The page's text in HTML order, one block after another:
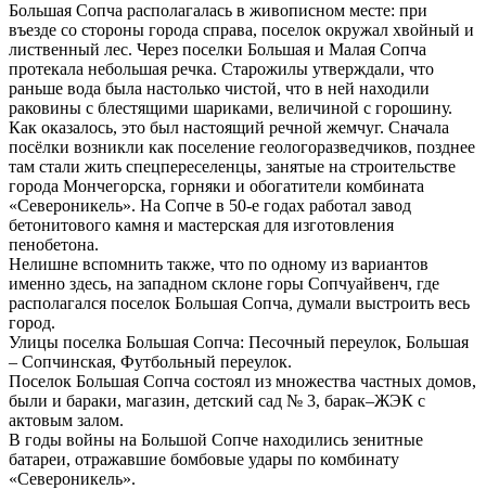
Большая Сопча располагалась в живописном месте: при
въезде со стороны города справа, поселок окружал хвойный и
лиственный лес. Через поселки Большая и Малая Сопча
протекала небольшая речка. Старожилы утверждали, что
раньше вода была настолько чистой, что в ней находили
раковины с блестящими шариками, величиной с горошину.
Как оказалось, это был настоящий речной жемчуг. Сначала
посёлки возникли как поселение геологоразведчиков, позднее
там стали жить спецпереселенцы, занятые на строительстве
города Мончегорска, горняки и обогатители комбината
«Североникель». На Сопче в 50-е годах работал завод
бетонитового камня и мастерская для изготовления
пенобетона.
Нелишне вспомнить также, что по одному из вариантов
именно здесь, на западном склоне горы Сопчуайвенч, где
располагался поселок Большая Сопча, думали выстроить весь
город.
Улицы поселка Большая Сопча: Песочный переулок, Большая
– Сопчинская, Футбольный переулок.
Поселок Большая Сопча состоял из множества частных домов,
были и бараки, магазин, детский сад № 3, барак–ЖЭК с
актовым залом.
В годы войны на Большой Сопче находились зенитные
батареи, отражавшие бомбовые удары по комбинату
«Североникель».